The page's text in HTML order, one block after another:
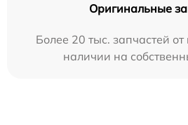
Оригинальные
Более 20 тыс. запчастей
наличии на